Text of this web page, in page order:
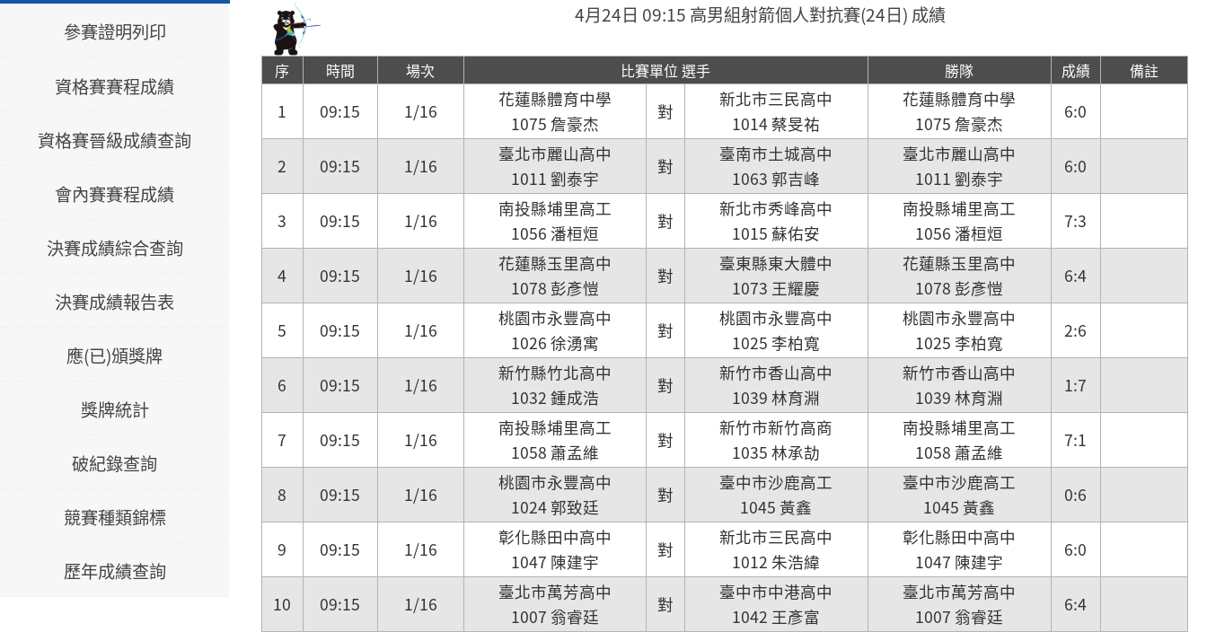
參賽證明列印
資格賽賽程成績
資格賽晉級成績查詢
會內賽賽程成績
決賽成績綜合查詢
決賽成績報告表
應(已)頒獎牌
獎牌統計
破紀錄查詢
競賽種類錦標
歷年成績查詢
4月24日 09:15 高男組射箭個人對抗賽(24日) 成績
序 時間 場次 比賽單位 選手 勝隊 成績 備註
1 09:15 1/16
花蓮縣體育中學
1075 詹豪杰
對
新北市三民高中
1014 蔡旻祐
花蓮縣體育中學
1075 詹豪杰
6:0
2 09:15 1/16
臺北市麗山高中
1011 劉泰宇
對
臺南市土城高中
1063 郭吉峰
臺北市麗山高中
1011 劉泰宇
6:0
3 09:15 1/16
南投縣埔里高工
1056 潘桓烜
對
新北市秀峰高中
1015 蘇佑安
南投縣埔里高工
1056 潘桓烜
7:3
4 09:15 1/16
花蓮縣玉里高中
1078 彭彥愷
對
臺東縣東大體中
1073 王耀慶
花蓮縣玉里高中
1078 彭彥愷
6:4
5 09:15 1/16
桃園市永豐高中
1026 徐湧寓
對
桃園市永豐高中
1025 李柏寬
桃園市永豐高中
1025 李柏寬
2:6
6 09:15 1/16
新竹縣竹北高中
1032 鍾成浩
對
新竹市香山高中
1039 林育淵
新竹市香山高中
1039 林育淵
1:7
7 09:15 1/16
南投縣埔里高工
1058 蕭孟維
對
新竹市新竹高商
1035 林承劼
南投縣埔里高工
1058 蕭孟維
7:1
8 09:15 1/16
桃園市永豐高中
1024 郭致廷
對
臺中市沙鹿高工
1045 黃鑫
臺中市沙鹿高工
1045 黃鑫
0:6
9 09:15 1/16
彰化縣田中高中
1047 陳建宇
對
新北市三民高中
1012 朱浩緯
彰化縣田中高中
1047 陳建宇
6:0
10 09:15 1/16
臺北市萬芳高中
1007 翁睿廷
對
臺中市中港高中
1042 王彥富
臺北市萬芳高中
1007 翁睿廷
6:4